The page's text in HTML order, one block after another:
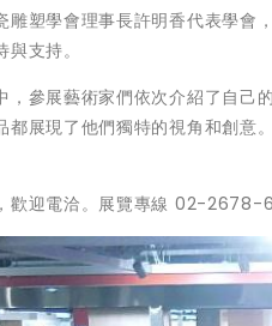
雕塑學會理事長許明香代表學會
支持。
，參展藝術家們依次介紹了自己
都展現了他們獨特的視角和創意
歡迎電洽。展覽專線 02-2678-